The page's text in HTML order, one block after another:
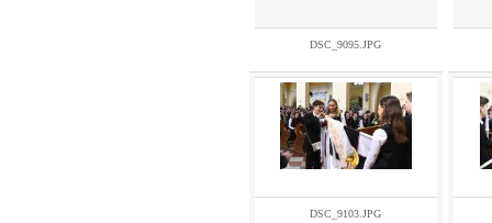
DSC_9095.JPG
DSC_9103.JPG